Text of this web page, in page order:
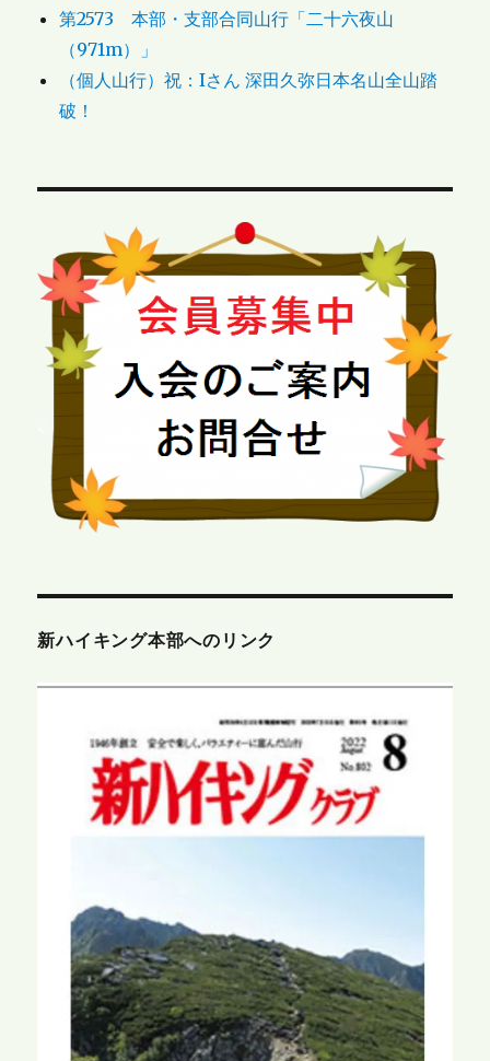
第2573 本部・支部合同山行「二十六夜山
（971m）」
（個人山行）祝：Iさん 深田久弥日本名山全山踏
破！
新ハイキング本部へのリンク